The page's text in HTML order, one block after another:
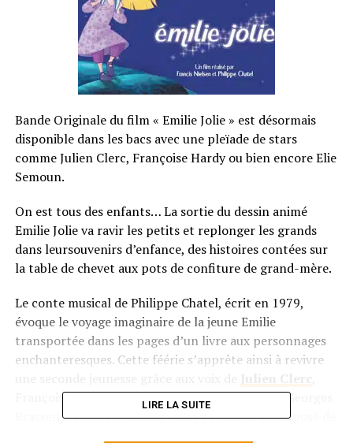
Bande Originale du film « Emilie Jolie » est désormais
disponible dans les bacs avec une pleïade de stars
comme Julien Clerc, Françoise Hardy ou bien encore Elie
Semoun.
On est tous des enfants… La sortie du dessin animé
Emilie Jolie va ravir les petits et replonger les grands
dans leursouvenirs d’enfance, des histoires contées sur
la table de chevet aux pots de confiture de grand-mère.
Le conte musical de Philippe Chatel, écrit en 1979,
évoque le voyage imaginaire de la jeune Emilie
transportée dans les pages d’un livre aux personnages
enchanteresques. Cette féérie s’apprête ainsi à revivre
Françoise Hardy, Henri Salvador, Sylvie Vartan, Georges
Brassens. Pour l’occasion, Philippe Chatel a composé de
LIRE LA SUITE